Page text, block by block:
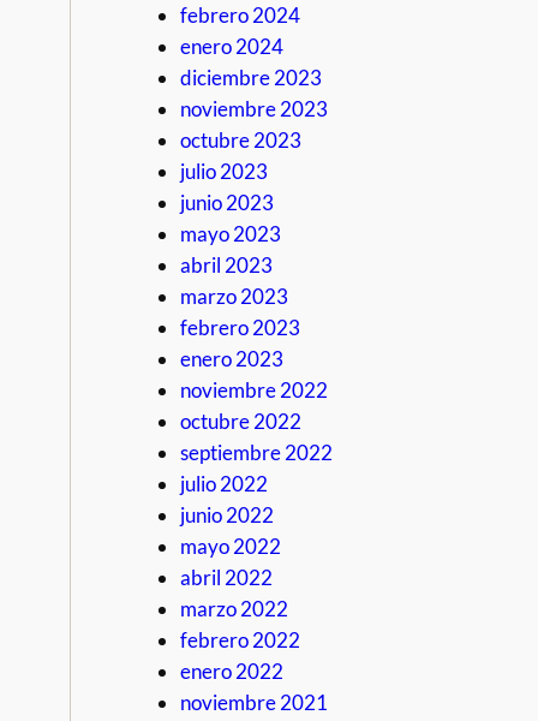
febrero 2024
enero 2024
diciembre 2023
noviembre 2023
octubre 2023
julio 2023
junio 2023
mayo 2023
abril 2023
marzo 2023
febrero 2023
enero 2023
noviembre 2022
octubre 2022
septiembre 2022
julio 2022
junio 2022
mayo 2022
abril 2022
marzo 2022
febrero 2022
enero 2022
noviembre 2021